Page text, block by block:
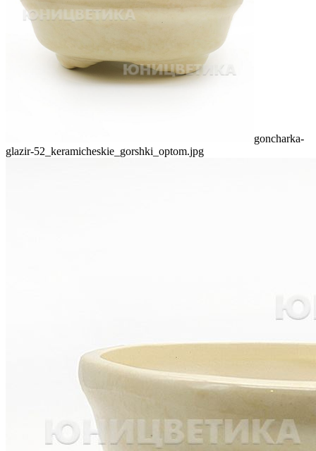
goncharka-
glazir-52_keramicheskie_gorshki_optom.jpg